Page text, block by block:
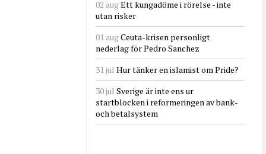
02 augEtt kungadöme i rörelse - inte
utan risker
01 augCeuta-krisen personligt
nederlag för Pedro Sanchez
31 jul Hur tänker en islamist om Pride?
30 jul Sverige är inte ens ur
startblocken i reformeringen av bank-
och betalsystem